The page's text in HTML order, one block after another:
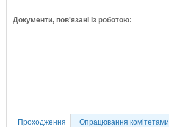
Документи, пов'язані із роботою:
Проходження Опрацювання комітетами